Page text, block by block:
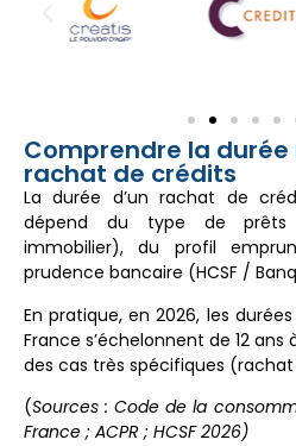
Comprendre la durée
rachat de crédits
La durée d’un rachat de
dépend du type de prêts
immobilier), du profil
prudence bancaire (HCSF /
En pratique, en 2026, les
France s’échelonnent de 12 ans
des cas très spécifiques
(Sources : Code de la
France ; ACPR ; HCSF 2026)